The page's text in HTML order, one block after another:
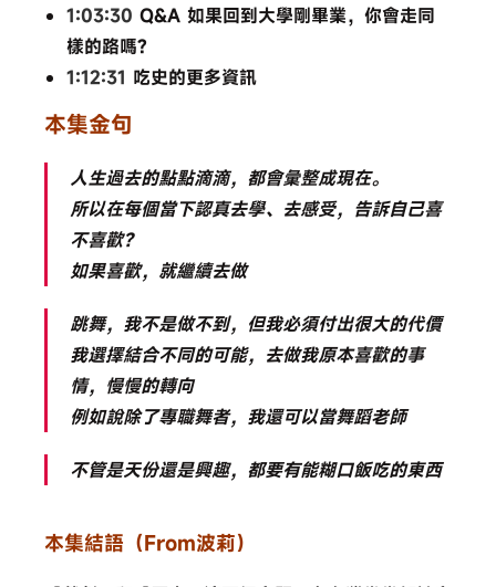
1:03:30 ​ Q&A 如果回到大學剛畢業，你會走同
樣的路嗎?
1:12:31 ​ 吃史的更多資訊
本集金句
人生過去的點點滴滴，都會彙整成現在。
所以在每個當下認真去學、去感受，告訴自己喜
不喜歡？
如果喜歡，就繼續去做
跳舞，我不是做不到，但我必須付出很大的代價
我選擇結合不同的可能，去做我原本喜歡的事
情，慢慢的轉向
例如說除了專職舞者，我還可以當舞蹈老師
不管是天份還是興趣，都要有能糊口飯吃的東西
本集結語（From波莉）